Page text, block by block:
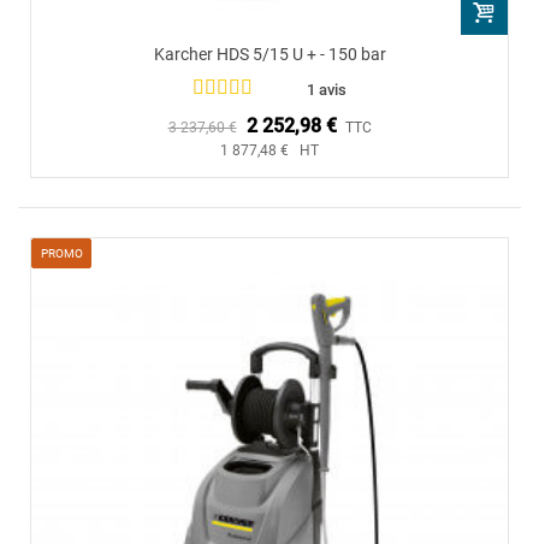
Karcher HDS 5/15 U + - 150 bar
1 avis
3 237,60 € 2 252,98 € TTC
1 877,48 € HT
PROMO